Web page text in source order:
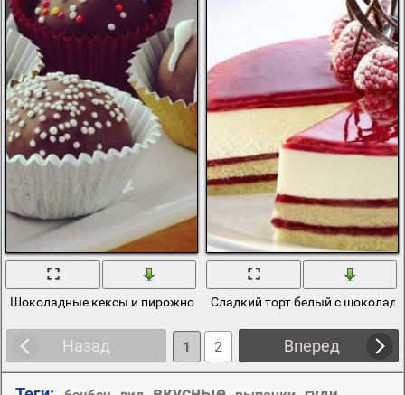
Шоколадные кексы и пирожное с украшением
Сладкий торт белый с
Назад Вперед
1 2